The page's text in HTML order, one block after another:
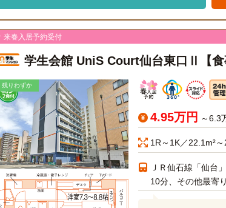
来春入居予約受付
学生会館 UniS Court仙台東口Ⅱ【食
残りわずか
4.95万円 ～6.3
1R～1K／22.1m²
ＪＲ仙石線「仙台
10分、その他最寄